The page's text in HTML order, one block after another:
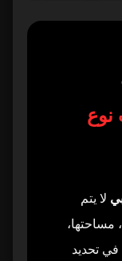
لا يتم
مساحتها،
تحديد